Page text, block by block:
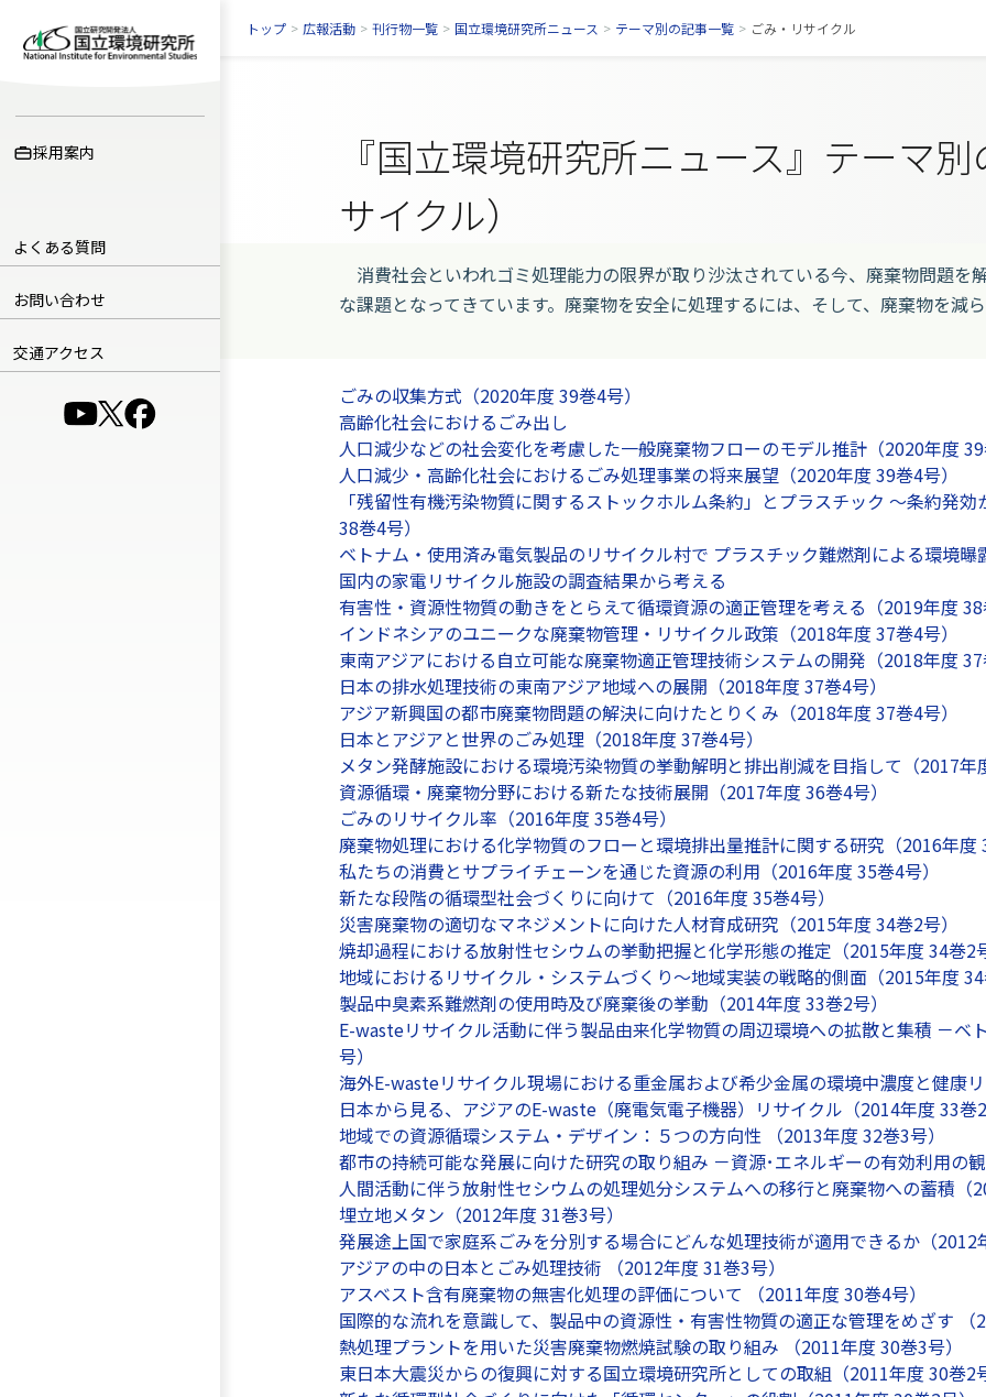
採用案内
よくある質問
お問い合わせ
交通アクセス
（別ウインドウで開きます）
（別ウインドウで開きます）
（別ウインドウで開きます）
トップ > 広報活動 > 刊行物一覧 > 国立環境研究所ニュース > テーマ別の記事一覧 > ごみ・リサイクル
『国立環境研究所ニュース』テーマ
サイクル）
消費社会といわれゴミ処理能力の限界が取り沙汰されている今、廃棄物問題を
な課題となってきています。廃棄物を安全に処理するには、そして、廃棄物を減
ごみの収集方式（2020年度 39巻4号）
高齢化社会におけるごみ出し
人口減少などの社会変化を考慮した一般廃棄物フローのモデル推計（2020年度 39
人口減少・高齢化社会におけるごみ処理事業の将来展望（2020年度 39巻4号）
「残留性有機汚染物質に関するストックホルム条約」とプラスチック ～条約発
38巻4号）
ベトナム・使用済み電気製品のリサイクル村で プラスチック難燃剤による環境曝
国内の家電リサイクル施設の調査結果から考える
有害性・資源性物質の動きをとらえて循環資源の適正管理を考える（2019年度 38
インドネシアのユニークな廃棄物管理・リサイクル政策（2018年度 37巻4号）
東南アジアにおける自立可能な廃棄物適正管理技術システムの開発（2018年度 37
日本の排水処理技術の東南アジア地域への展開（2018年度 37巻4号）
アジア新興国の都市廃棄物問題の解決に向けたとりくみ（2018年度 37巻4号）
日本とアジアと世界のごみ処理（2018年度 37巻4号）
メタン発酵施設における環境汚染物質の挙動解明と排出削減を目指して（2017年
資源循環・廃棄物分野における新たな技術展開（2017年度 36巻4号）
ごみのリサイクル率（2016年度 35巻4号）
廃棄物処理における化学物質のフローと環境排出量推計に関する研究（2016年度
私たちの消費とサプライチェーンを通じた資源の利用（2016年度 35巻4号）
新たな段階の循環型社会づくりに向けて（2016年度 35巻4号）
災害廃棄物の適切なマネジメントに向けた人材育成研究（2015年度 34巻2号）
焼却過程における放射性セシウムの挙動把握と化学形態の推定（2015年度 34巻2
地域におけるリサイクル・システムづくり～地域実装の戦略的側面（2015年度 34
製品中臭素系難燃剤の使用時及び廃棄後の挙動（2014年度 33巻2号）
E-wasteリサイクル活動に伴う製品由来化学物質の周辺環境への拡散と集積 －ベ
号）
海外E-wasteリサイクル現場における重金属および希少金属の環境中濃度と健康リ
日本から見る、アジアのE-waste（廃電気電子機器）リサイクル（2014年度 33巻2
地域での資源循環システム・デザイン：５つの方向性 （2013年度 32巻3号）
都市の持続可能な発展に向けた研究の取り組み －資源･エネルギーの有効利用の
人間活動に伴う放射性セシウムの処理処分システムへの移行と廃棄物への蓄積（
埋立地メタン（2012年度 31巻3号）
発展途上国で家庭系ごみを分別する場合にどんな処理技術が適用できるか（2012
アジアの中の日本とごみ処理技術 （2012年度 31巻3号）
アスベスト含有廃棄物の無害化処理の評価について （2011年度 30巻4号）
国際的な流れを意識して、製品中の資源性・有害性物質の適正な管理をめざす （
熱処理プラントを用いた災害廃棄物燃焼試験の取り組み （2011年度 30巻3号）
東日本大震災からの復興に対する国立環境研究所としての取組（2011年度 30巻2